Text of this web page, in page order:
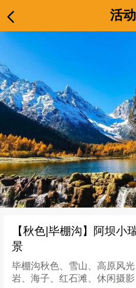
活
【秋色|毕棚沟】阿坝小
景
毕棚沟秋色、雪山、高原风
岩、海子、红石滩、休闲摄影